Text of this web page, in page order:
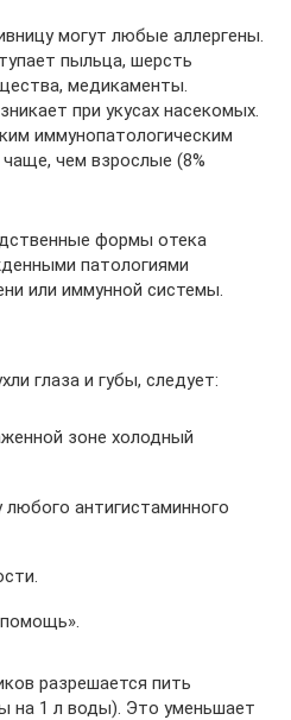
могут любые аллергены.
пыльца, шерсть
медикаменты.
при укусах насекомых.
иммунопатологическим
чем взрослые (8%
формы отека
патологиями
или иммунной системы.
глаза и губы, следует:
зоне холодный
антигистаминного
разрешается пить
на 1 л воды). Это уменьшает